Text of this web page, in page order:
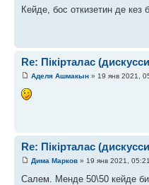
Кейде, бос откизетин де
Re: Пікірталас
Аделя Ашмакын » 19 янв 2021,
Re: Пікірталас
Дима Марков » 19 янв 2021, 05:21
Салем. Менде 50\50 кейде